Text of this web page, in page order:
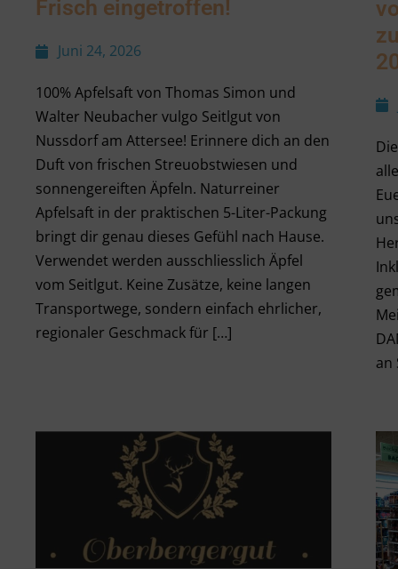
Frisch eingetroffen!
Juni 24, 2026
100% Apfelsaft von Thomas Simon und
Walter Neubacher vulgo Seitlgut von
Nussdorf am Attersee! Erinnere dich an den
Duft von frischen Streuobstwiesen und
sonnengereiften Äpfeln. Naturreiner
Apfelsaft in der praktischen 5-Liter-Packung
bringt dir genau dieses Gefühl nach Hause.
Verwendet werden ausschliesslich Äpfel
vom Seitlgut. Keine Zusätze, keine langen
Transportwege, sondern einfach ehrlicher,
regionaler Geschmack für […]
an